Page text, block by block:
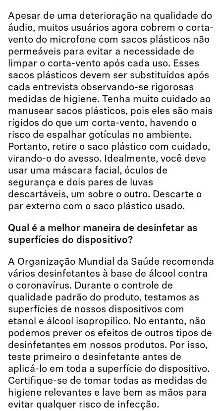
Apesar de uma deterioração na qualidade do
áudio, muitos usuários agora cobrem o corta-
vento do microfone com sacos plásticos não
permeáveis para evitar a necessidade de
limpar o corta-vento após cada uso. Esses
sacos plásticos devem ser substituídos após
cada entrevista observando-se rigorosas
medidas de higiene. Tenha muito cuidado ao
manusear sacos plásticos, pois eles são mais
rígidos do que um corta-vento, havendo o
risco de espalhar gotículas no ambiente.
Portanto, retire o saco plástico com cuidado,
virando-o do avesso. Idealmente, você deve
usar uma máscara facial, óculos de
segurança e dois pares de luvas
descartáveis, um sobre o outro. Descarte o
par externo com o saco plástico usado.
Qual é a melhor maneira de desinfetar as
superfícies do dispositivo?
A Organização Mundial da Saúde recomenda
vários desinfetantes à base de álcool contra
o coronavírus. Durante o controle de
qualidade padrão do produto, testamos as
superfícies de nossos dispositivos com
etanol e álcool isopropílico. No entanto, não
podemos prever os efeitos de outros tipos de
desinfetantes em nossos produtos. Por isso,
teste primeiro o desinfetante antes de
aplicá-lo em toda a superfície do dispositivo.
Certifique-se de tomar todas as medidas de
higiene relevantes e lave bem as mãos para
evitar qualquer risco de infecção.